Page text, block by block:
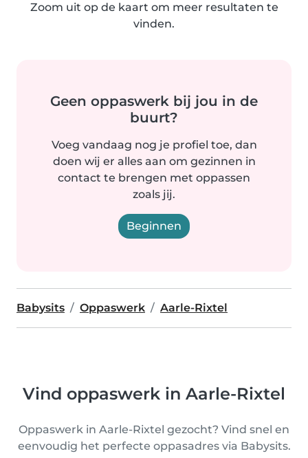
Zoom uit op de kaart om meer resultaten te
vinden.
Geen oppaswerk bij jou in de
buurt?
Voeg vandaag nog je profiel toe, dan
doen wij er alles aan om gezinnen in
contact te brengen met oppassen
zoals jij.
Beginnen
Babysits Oppaswerk Aarle-Rixtel
Vind oppaswerk in Aarle-Rixtel
Oppaswerk in Aarle-Rixtel gezocht? Vind snel en
eenvoudig het perfecte oppasadres via Babysits.